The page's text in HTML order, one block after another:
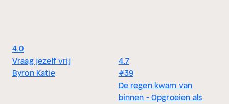
4.0
Vraag jezelf vrij
Byron Katie
4.7
#39
De regen kwam van
binnen - Opgroeien als